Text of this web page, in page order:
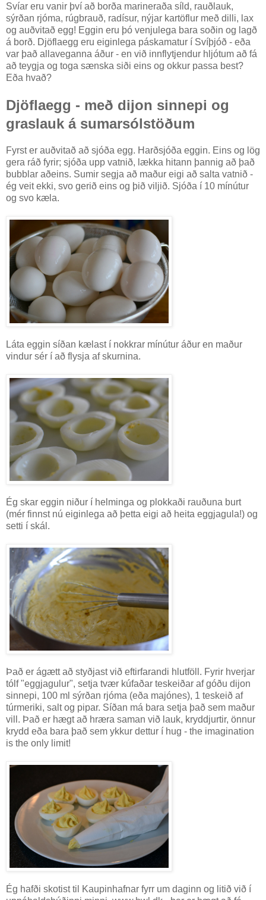
Svíar eru vanir því að borða marineraða síld, rauðlauk,
sýrðan rjóma, rúgbrauð, radísur, nýjar kartöflur með dilli, lax
og auðvitað egg! Eggin eru þó venjulega bara soðin og lagð
á borð. Djöflaegg eru eiginlega páskamatur í Svíþjóð - eða
var það allaveganna áður - en við innflytjendur hljótum að fá
að teygja og toga sænska siði eins og okkur passa best?
Eða hvað?
Djöflaegg - með dijon sinnepi og
graslauk á sumarsólstöðum
Fyrst er auðvitað að sjóða egg. Harðsjóða eggin. Eins og lög
gera ráð fyrir; sjóða upp vatnið, lækka hitann þannig að það
bubblar aðeins. Sumir segja að maður eigi að salta vatnið -
ég veit ekki, svo gerið eins og þið viljið. Sjóða í 10 mínútur
og svo kæla.
Láta eggin síðan kælast í nokkrar mínútur áður en maður
vindur sér í að flysja af skurnina.
Ég skar eggin niður í helminga og plokkaði rauðuna burt
(mér finnst nú eiginlega að þetta eigi að heita eggjagula!) og
setti í skál.
Það er ágætt að styðjast við eftirfarandi hlutföll. Fyrir hverjar
tólf "eggjagulur", setja tvær kúfaðar teskeiðar af góðu dijon
sinnepi, 100 ml sýrðan rjóma (eða majónes), 1 teskeið af
túrmeriki, salt og pipar. Síðan má bara setja það sem maður
vill. Það er hægt að hræra saman við lauk, kryddjurtir, önnur
krydd eða bara það sem ykkur dettur í hug - the imagination
is the only limit!
Ég hafði skotist til Kaupinhafnar fyrr um daginn og litið við í